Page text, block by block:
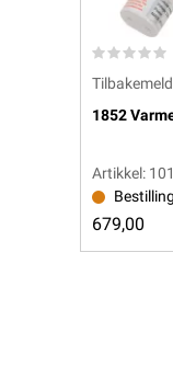
1852
Artikkel:
679,00